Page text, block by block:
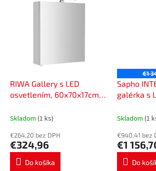
RIWA Gallery s LED
osvetlením, 60x70x17cm,
RW063
Skladom (1 ks)
€264,20 bez DPH
€324,96
Do košíka
€1
Sapho
galérka s
Skladom (1
€940,41 bez
€1
Do